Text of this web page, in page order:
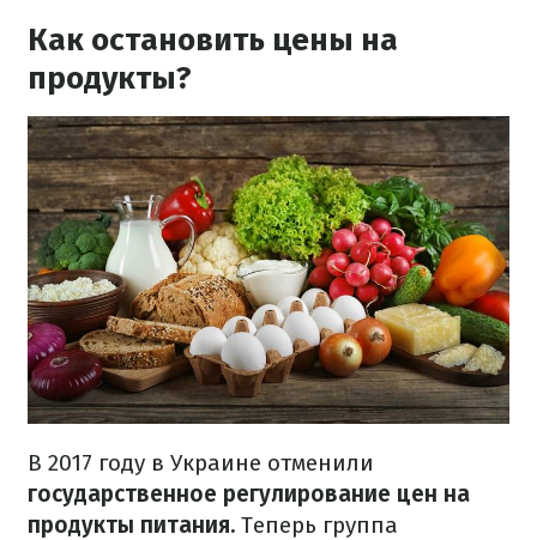
Как остановить цены на
продукты?
В 2017 году в Украине отменили
государственное регулирование цен на
продукты питания. Теперь группа